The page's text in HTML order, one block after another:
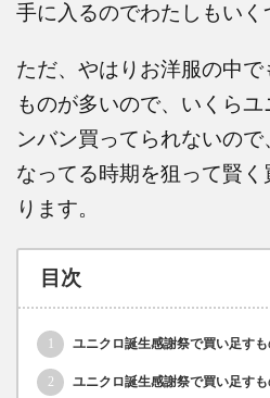
手に入るのでわたしもい
ただ、やはりお洋服の中
ものが多いので、いくら
ンバン買ってられないので
なってる時期を狙って賢
ります。
目次
1 ユニクロ誕生感謝祭で買い足す
2
ユニクロ誕生感謝祭で買い足す